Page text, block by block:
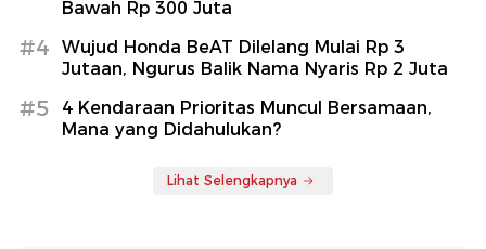
Bawah Rp 300 Juta
#4
Wujud Honda BeAT Dilelang Mulai Rp 3
Jutaan, Ngurus Balik Nama Nyaris Rp 2 Juta
#5
4 Kendaraan Prioritas Muncul Bersamaan,
Mana yang Didahulukan?
Lihat Selengkapnya